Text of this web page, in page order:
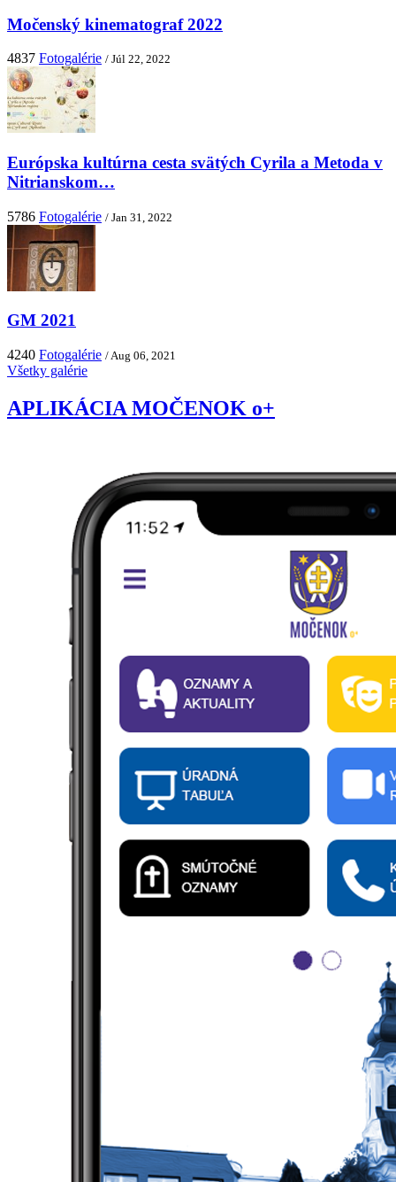
Močenský kinematograf 2022
4837 Fotogalérie / Júl 22, 2022
Európska kultúrna cesta svätých Cyrila a Metoda v
Nitrianskom…
5786 Fotogalérie / Jan 31, 2022
GM 2021
4240 Fotogalérie / Aug 06, 2021
Všetky galérie
APLIKÁCIA MOČENOK o+